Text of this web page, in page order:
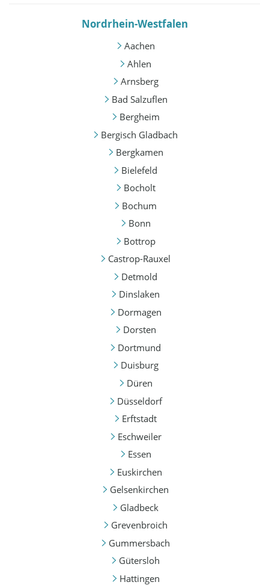
Nordrhein-Westfalen
Aachen
Ahlen
Arnsberg
Bad Salzuflen
Bergheim
Bergisch Gladbach
Bergkamen
Bielefeld
Bocholt
Bochum
Bonn
Bottrop
Castrop-Rauxel
Detmold
Dinslaken
Dormagen
Dorsten
Dortmund
Duisburg
Düren
Düsseldorf
Erftstadt
Eschweiler
Essen
Euskirchen
Gelsenkirchen
Gladbeck
Grevenbroich
Gummersbach
Gütersloh
Hattingen